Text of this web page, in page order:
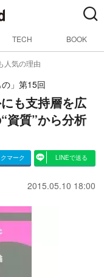
TECH BOOK
人気の理由
」第15回
も支持層を広
質”から分析
マーク LINEで送る
2015.05.10 18:00